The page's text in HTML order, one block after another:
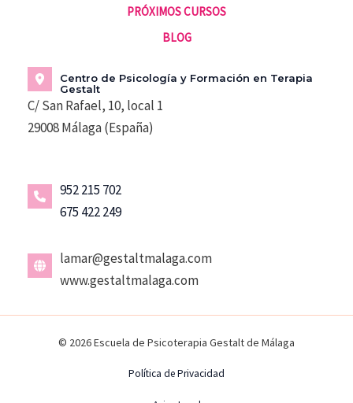
PRÓXIMOS CURSOS
BLOG
Centro de Psicología y Formación en Terapia
Gestalt
C/ San Rafael, 10, local 1
29008 Málaga (España)
952 215 702
675 422 249
lamar@gestaltmalaga.com
www.gestaltmalaga.com
© 2026 Escuela de Psicoterapia Gestalt de Málaga
Política de Privacidad